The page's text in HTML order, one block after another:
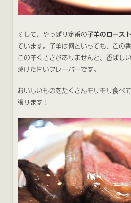
そして、やっぱり定番の子羊のロースト
ています。子羊は何といっても、この
この羊くささがありませんと。香ばし
焼けた甘いフレーバーです。
おいしいものをたくさんモリモリ食べ
張ります！